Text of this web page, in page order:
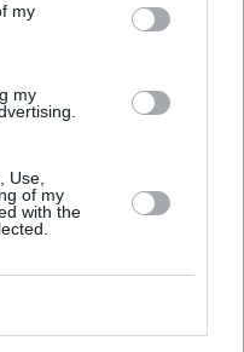
my
my
Use,
of my
with the